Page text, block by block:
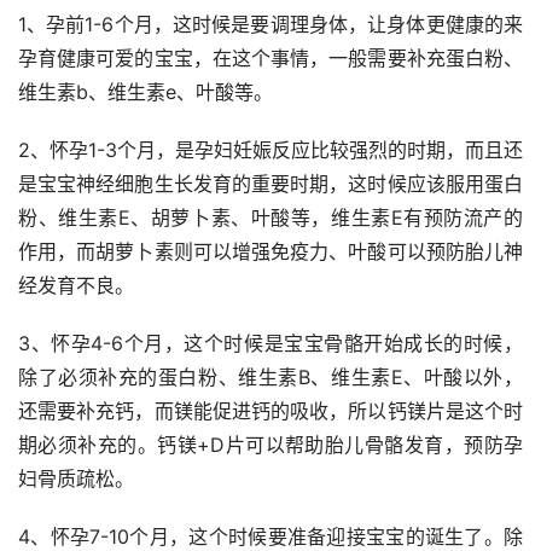
1、孕前1-6个月，这时候是要调理身体，让身体更健康的来
孕育健康可爱的宝宝，在这个事情，一般需要补充蛋白粉、
维生素b、维生素e、叶酸等。
2、怀孕1-3个月，是孕妇妊娠反应比较强烈的时期，而且还
是宝宝神经细胞生长发育的重要时期，这时候应该服用蛋白
粉、维生素E、胡萝卜素、叶酸等，维生素E有预防流产的
作用，而胡萝卜素则可以增强免疫力、叶酸可以预防胎儿神
经发育不良。
3、怀孕4-6个月，这个时候是宝宝骨骼开始成长的时候，
除了必须补充的蛋白粉、维生素B、维生素E、叶酸以外，
还需要补充钙，而镁能促进钙的吸收，所以钙镁片是这个时
期必须补充的。钙镁+D片可以帮助胎儿骨骼发育，预防孕
妇骨质疏松。
4、怀孕7-10个月，这个时候要准备迎接宝宝的诞生了。除